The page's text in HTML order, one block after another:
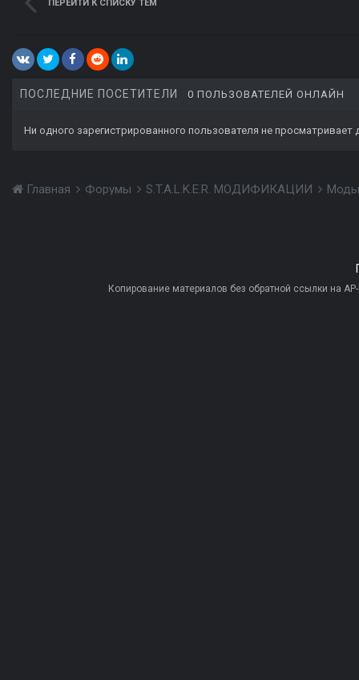
ПЕРЕЙТИ К СПИСКУ ТЕМ
ПОСЛЕДНИЕ ПОСЕТИТЕЛИ 0 ПОЛЬЗОВАТЕЛЕЙ ОНЛАЙН
Ни одного зарегистрированного пользователя не просматривает
Главная Форумы S.T.A.L.K.E.R. МОДИФИКАЦИИ
Копирование материалов без обратной ссылки на